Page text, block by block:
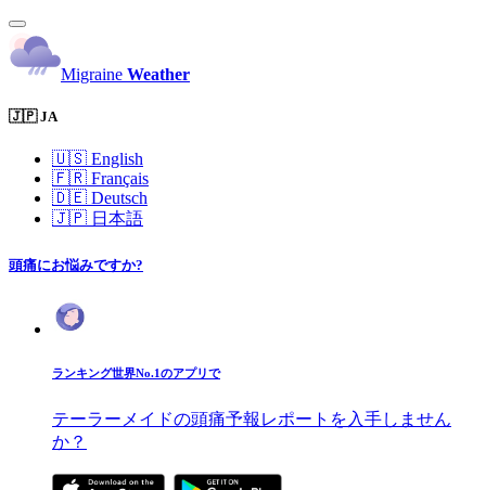
Migraine Weather
🇯🇵 JA
🇺🇸 English
🇫🇷 Français
🇩🇪 Deutsch
🇯🇵 日本語
頭痛にお悩みですか?
ランキング世界No.1のアプリで
テーラーメイドの頭痛予報レポートを入手しません
か？